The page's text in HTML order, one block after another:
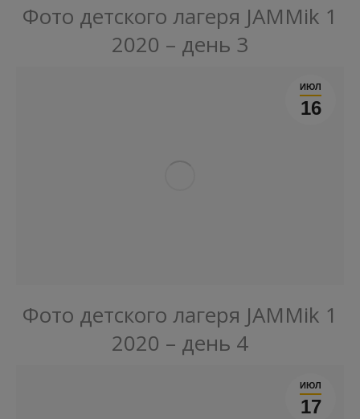
Фото детского лагеря JAMMik 1
2020 – день 3
ИЮЛ
16
Фото детского лагеря JAMMik 1
2020 – день 4
ИЮЛ
17